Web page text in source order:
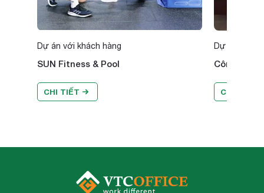
Dự án với khách hàng
SUN Fitness & Pool
CHI TIẾT
Dự án với
Công Ty
CHI TIẾT